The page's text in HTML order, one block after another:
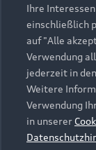
Elektromodelle
Plug-in-Hybride
Finanzierung
Aktionen &
Saisonale
Audi Services
Garantie
Audi digital
myAudi
Support
Kundenservice
Händlersuche
Audi Code
Über Audi
Unternehmen
Karriere
Ihre
einschließlich
auf "Alle
Verwendung
jederzeit in
Weitere
Verwendung
in unserer